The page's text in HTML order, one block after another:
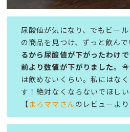
尿酸値が気になり、でもビー
の商品を見つけ、ずっと飲んで
るから尿酸値が下がったわけ
前より数値が下がりました。
は飲めないくらい。私にはな
す！絶対なくならないでほしい
【まろママさんのレビューより